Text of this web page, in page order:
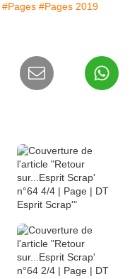
#Pages #Pages 2019